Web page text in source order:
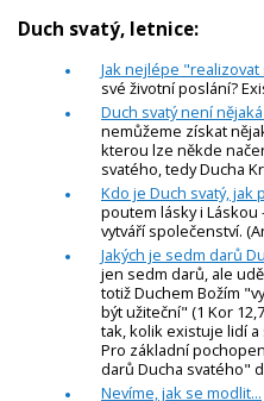
Duch svatý, letnice:
Jak nejlépe
své životní poslání?
Duch svatý není nějaká
nemůžeme získat
kterou lze někde
svatého, tedy Ducha
Kdo je Duch svatý, jak
poutem lásky i Láskou
vytváří společenství.
Jakých je sedm darů
jen sedm darů, ale
totiž Duchem Božím
být užiteční" (1 Kor
tak, kolik existuje lidí
Pro základní
darů Ducha svatého"
Nevíme, jak se modlit...